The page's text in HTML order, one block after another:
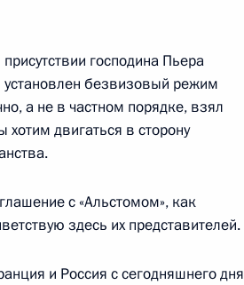
господина Пьера
безвизовый режим
а не в частном порядке, взял
двигаться в сторону
с «Альстомом», как
здесь их представителей.
и Россия с сегодняшнего дня